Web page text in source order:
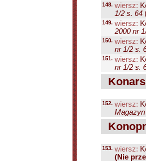
148. wiersz:
1/2 s. 64
149. wiersz:
2000 nr
150. wiersz:
nr 1/2 s.
151. wiersz:
nr 1/2 s.
152. wiersz:
153. wiersz:
(Nie